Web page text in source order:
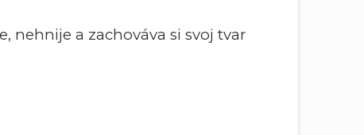
nehnije a zachováva si svoj tvar